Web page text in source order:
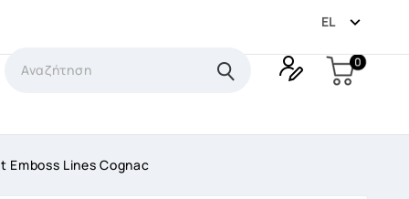
EL 
0
Emboss Lines Cognac